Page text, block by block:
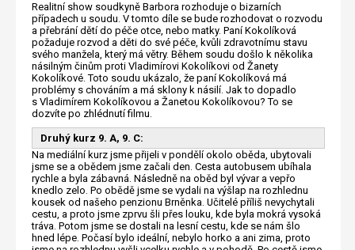
Realitní show soudkyně Barbora rozhoduje o bizarních
případech u soudu. V tomto díle se bude rozhodovat o rozvodu
a přebrání dětí do péče otce, nebo matky. Paní Kokolíková
požaduje rozvod a děti do své péče, kvůli zdravotnímu stavu
svého manžela, který má větry. Během soudu došlo k několika
násilným činům proti Vladimírovi Kokolíkovi od Žanety
Kokolíkové. Toto soudu ukázalo, že paní Kokolíková má
problémy s chováním a má sklony k násilí. Jak to dopadlo
s Vladimírem Kokolíkovou a Žanetou Kokolíkovou? To se
dozvíte po zhlédnutí filmu.
Druhý kurz 9. A, 9. C:
Na mediální kurz jsme přijeli v pondělí okolo oběda, ubytovali
jsme se a obědem jsme začali den. Cesta autobusem ubíhala
rychle a byla zábavná. Následně na oběd byl vývar a vepřo
knedlo zelo. Po obědě jsme se vydali na výšlap na rozhlednu
kousek od našeho penzionu Brněnka. Učitelé příliš nevychytali
cestu, a proto jsme zprvu šli přes louku, kde byla mokrá vysoká
tráva. Potom jsme se dostali na lesní cestu, kde se nám šlo
hned lépe. Počasí bylo ideální, nebylo horko a ani zima, proto